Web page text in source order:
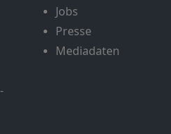
Jobs
Presse
Mediadaten